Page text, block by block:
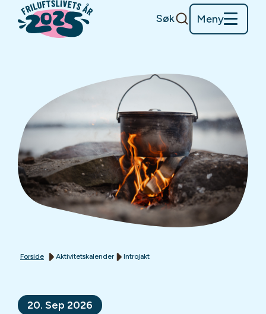
Søk Meny
Forside Aktivitetskalender Introjakt
20. Sep 2026